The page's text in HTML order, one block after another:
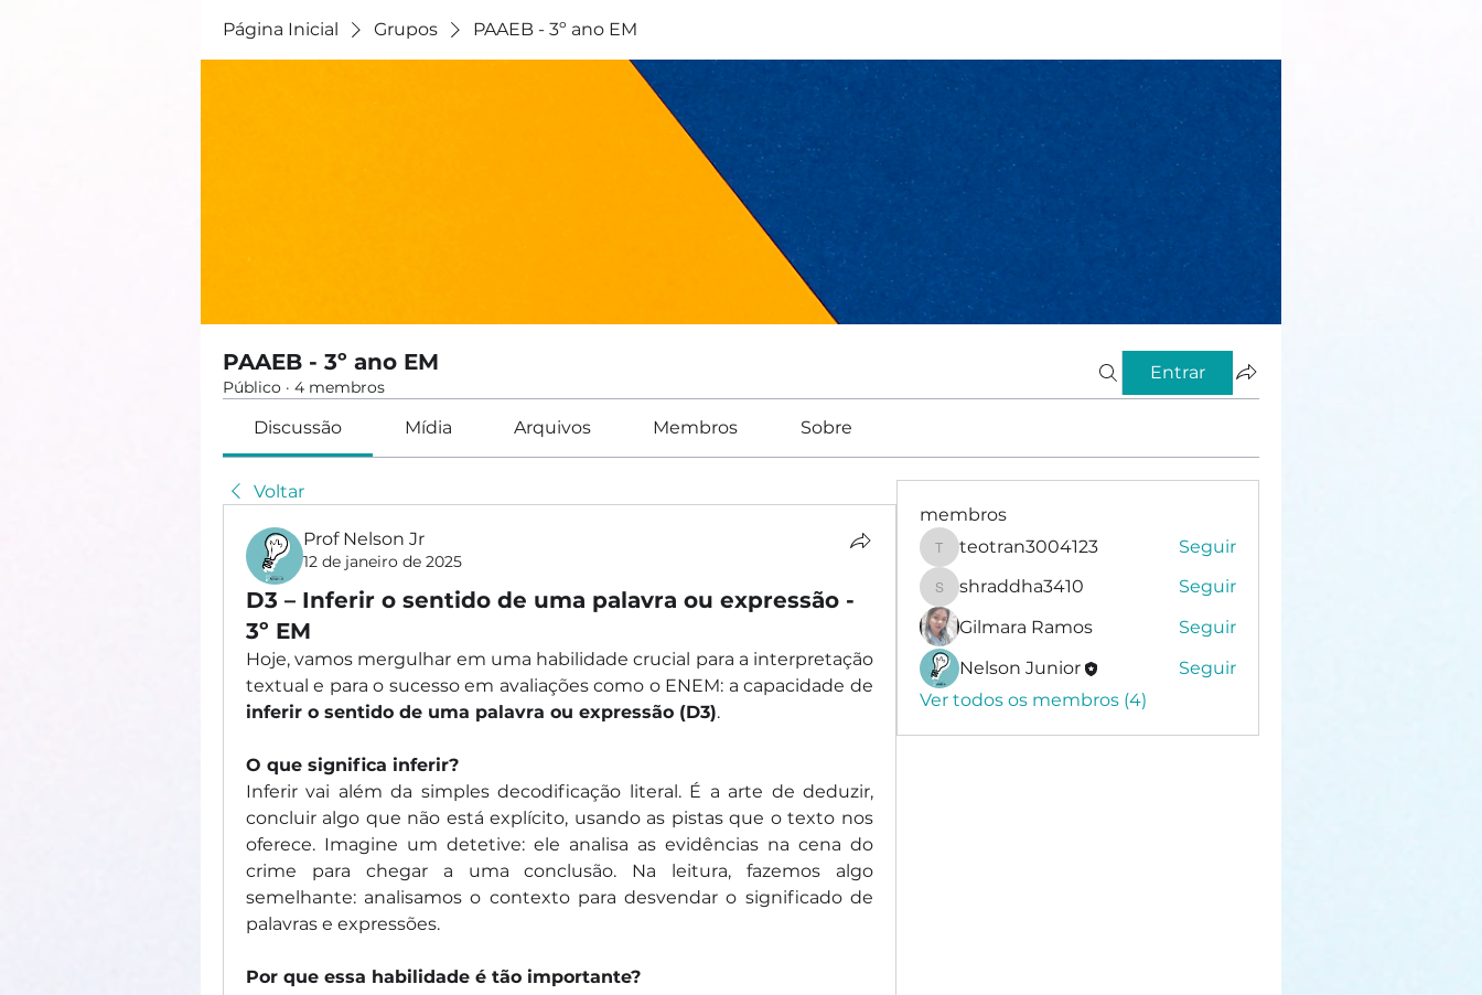
Página Inicial Grupos PAAEB - 3º ano EM
PAAEB - 3º ano EM
Público · 4 membros
Entrar
Discussão Mídia Arquivos Membros Sobre
Voltar
Prof Nelson Jr
12 de janeiro de 2025
D3 – Inferir o sentido de uma palavra ou expressão -
3º EM
Hoje, vamos mergulhar em uma habilidade crucial para a interpretação
inferir o sentido de uma palavra ou expressão (D3).
O que significa inferir?
Inferir vai além da simples decodificação literal. É a arte de deduzir,
concluir algo que não está explícito, usando as pistas que o texto nos
oferece. Imagine um detetive: ele analisa as evidências na cena do
crime para chegar a uma conclusão. Na leitura, fazemos algo
semelhante: analisamos o contexto para desvendar o significado de
palavras e expressões.
Por que essa habilidade é tão importante?
membros
teotran3004123
teotran3004123 Seguir
shraddha3410
shraddha3410
Seguir
Gilmara Ramos
Seguir
Nelson Junior
Seguir
Ver todos os membros (4)